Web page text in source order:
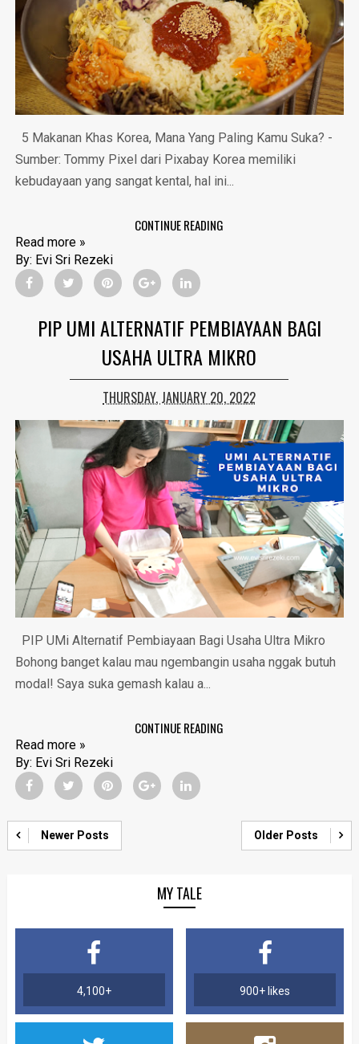
5 Makanan Khas Korea, Mana Yang Paling Kamu Suka? -
Sumber: Tommy Pixel dari Pixabay Korea memiliki
kebudayaan yang sangat kental, hal ini...
CONTINUE READING
Read more »
By: Evi Sri Rezeki
PIP UMI ALTERNATIF PEMBIAYAAN BAGI
USAHA ULTRA MIKRO
THURSDAY, JANUARY 20, 2022
PIP UMi Alternatif Pembiayaan Bagi Usaha Ultra Mikro
Bohong banget kalau mau ngembangin usaha nggak butuh
modal! Saya suka gemash kalau a...
CONTINUE READING
Read more »
By: Evi Sri Rezeki
Newer Posts Older Posts
MY TALE
4,100+ 900+ likes